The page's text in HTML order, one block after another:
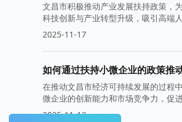
文昌市积极推动产业发展扶持政策，
科技创新与产业转型升级，吸引高端
2025-11-17
如何通过扶持小微企业的政策推
在推动文昌市经济可持续发展的过程
微企业的创新能力和市场竞争力，促
经济结构，推动区域协调发展。
2025-11-12